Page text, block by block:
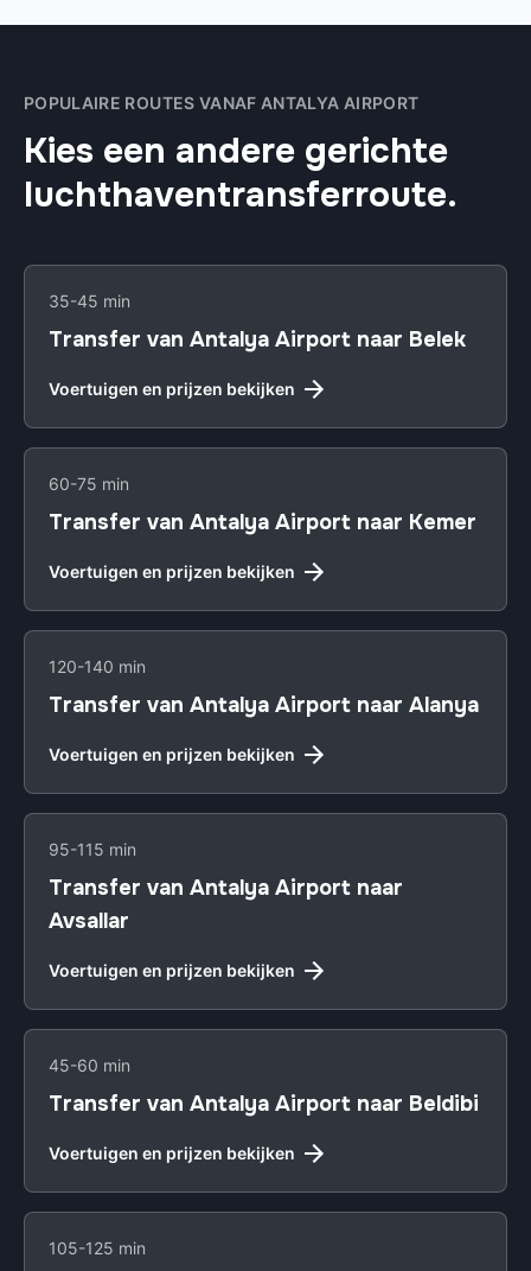
POPULAIRE ROUTES VANAF ANTALYA AIRPORT
Kies een andere gerichte
luchthaventransferroute.
35-45 min
Transfer van Antalya Airport naar Belek
Voertuigen en prijzen bekijken
60-75 min
Transfer van Antalya Airport naar Kemer
Voertuigen en prijzen bekijken
120-140 min
Transfer van Antalya Airport naar Alanya
Voertuigen en prijzen bekijken
95-115 min
Transfer van Antalya Airport naar
Avsallar
Voertuigen en prijzen bekijken
45-60 min
Transfer van Antalya Airport naar Beldibi
Voertuigen en prijzen bekijken
105-125 min